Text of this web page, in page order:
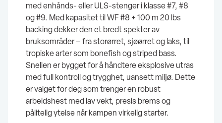
med enhånds- eller ULS-stenger i klasse #7, #8
og #9. Med kapasitet til WF #8 + 100 m 20 lbs
backing dekker den et bredt spekter av
bruksområder – fra storørret, sjøørret og laks, til
tropiske arter som bonefish og striped bass.
Snellen er bygget for å håndtere eksplosive utras
med full kontroll og trygghet, uansett miljø. Dette
er valget for deg som trenger en robust
arbeidshest med lav vekt, presis brems og
pålitelig ytelse når kampen virkelig starter.